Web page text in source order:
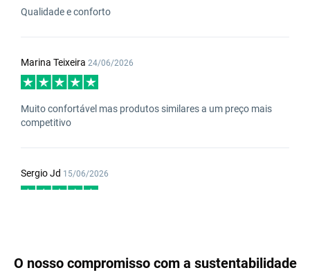
Qualidade e conforto
Marina Teixeira 24/06/2026
Muito confortável mas produtos similares a um preço mais
competitivo
Sergio Jd 15/06/2026
Manuel José Correia Vieira Cae 7/06/2026
O nosso compromisso com a sustentabilidade